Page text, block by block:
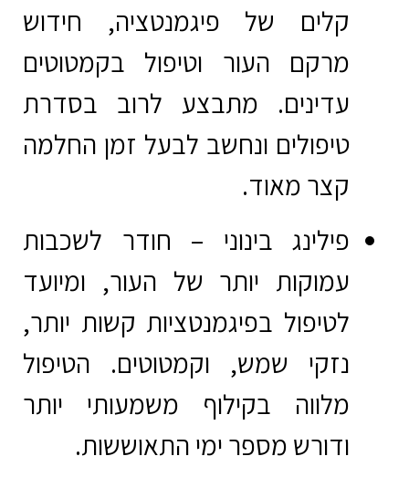
קלים של פיגמנטציה, חידוש
מרקם העור וטיפול בקמטוטים
עדינים. מתבצע לרוב בסדרת
טיפולים ונחשב לבעל זמן החלמה
קצר מאוד.
פילינג בינוני – חודר לשכבות
עמוקות יותר של העור, ומיועד
לטיפול בפיגמנטציות קשות יותר,
נזקי שמש, וקמטוטים. הטיפול
מלווה בקילוף משמעותי יותר
ודורש מספר ימי התאוששות.